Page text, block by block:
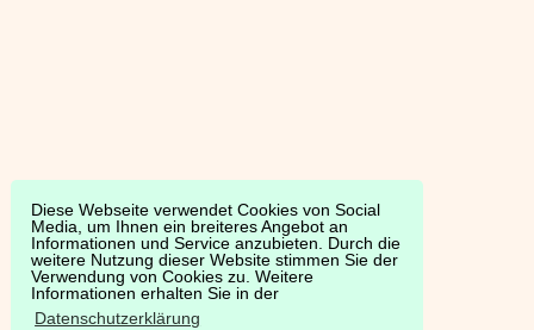
Diese Webseite verwendet Cookies von Social
Media, um Ihnen ein breiteres Angebot an
Informationen und Service anzubieten. Durch die
weitere Nutzung dieser Website stimmen Sie der
Verwendung von Cookies zu. Weitere
Informationen erhalten Sie in der
Datenschutzerklärung